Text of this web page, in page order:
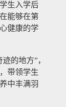
生入学后
能够在第
健康的学
的地方”，
带领学生
中丰满羽